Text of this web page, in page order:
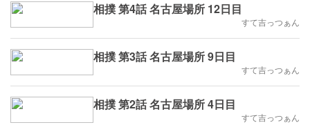
相撲 第4話 名古屋場所 12日目
すて吉っつぁん
相撲 第3話 名古屋場所 9日目
すて吉っつぁん
相撲 第2話 名古屋場所 4日目
すて吉っつぁん